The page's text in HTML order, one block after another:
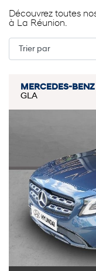
Découvrez toutes
à La Réunion.
MERCEDES-BENZ
GLA